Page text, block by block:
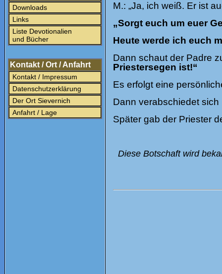
Downloads
Links
Liste Devotionalien
und Bücher
Kontakt / Ort / Anfahrt
Kontakt / Impressum
Datenschutzerklärung
Der Ort Sievernich
Anfahrt / Lage
M.: „Ja, ich weiß. Er ist
„Sorgt euch um euer
Heute werde ich euch
Dann schaut der Padre
Priestersegen ist!“
Es erfolgt eine
Dann verabschiedet sich
Später gab der Priester
Diese Botschaft wird